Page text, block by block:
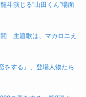
斗演じる“山田くん”場面
開 主題歌は、マカロニえ
をする』、登場人物たち